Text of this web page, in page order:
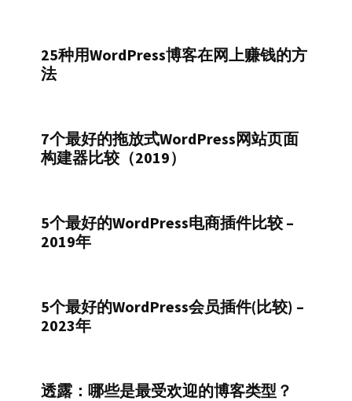
25种用WordPress博客在网上赚钱的方
法
7个最好的拖放式WordPress网站页面
构建器比较（2019）
5个最好的WordPress电商插件比较 –
2019年
5个最好的WordPress会员插件(比较) –
2023年
透露：哪些是最受欢迎的博客类型？